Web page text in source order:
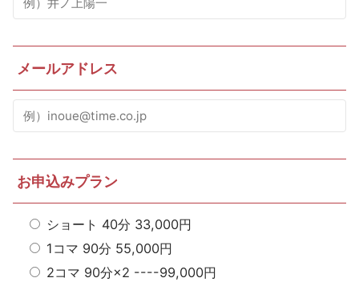
メールアドレス
お申込みプラン
ショート 40分 33,000円
1コマ 90分 55,000円
2コマ 90分×2 ----99,000円